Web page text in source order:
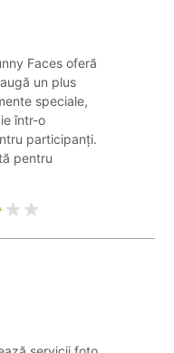
Faces oferă
un plus
speciale,
într-o
participanți.
pentru